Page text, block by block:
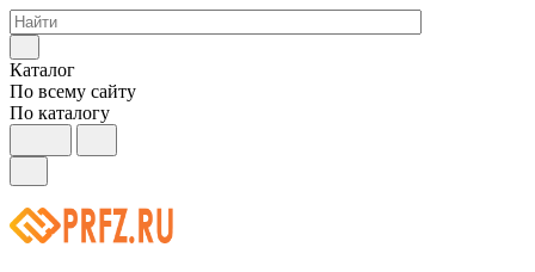
Каталог
По всему сайту
По каталогу